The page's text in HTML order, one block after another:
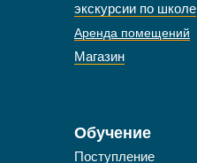
Обучение
экскурсии по школе
Аренда помещений
Магазин
Поступление